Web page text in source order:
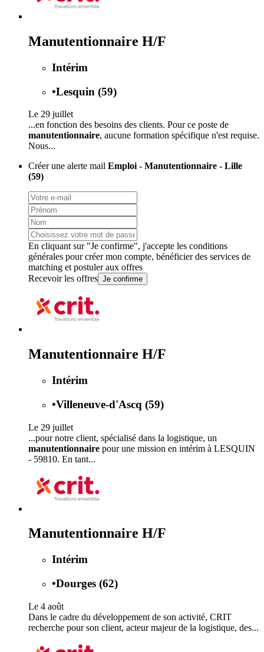
Manutentionnaire H/F
Intérim
•Lesquin (59)
Le 29 juillet
...en fonction des besoins des clients. Pour ce poste de
manutentionnaire, aucune formation spécifique n'est requise.
Nous...
Créer une alerte mail Emploi - Manutentionnaire - Lille
(59)
En cliquant sur "Je confirme", j'accepte les conditions
générales pour créer mon compte, bénéficier des services de
matching et postuler aux offres
Recevoir les offres Je confirme
Manutentionnaire H/F
Intérim
•Villeneuve-d'Ascq (59)
Le 29 juillet
...pour notre client, spécialisé dans la logistique, un
manutentionnaire pour une mission en intérim à LESQUIN
- 59810. En tant...
Manutentionnaire H/F
Intérim
•Dourges (62)
Le 4 août
Dans le cadre du développement de son activité, CRIT
recherche pour son client, acteur majeur de la logistique, des...